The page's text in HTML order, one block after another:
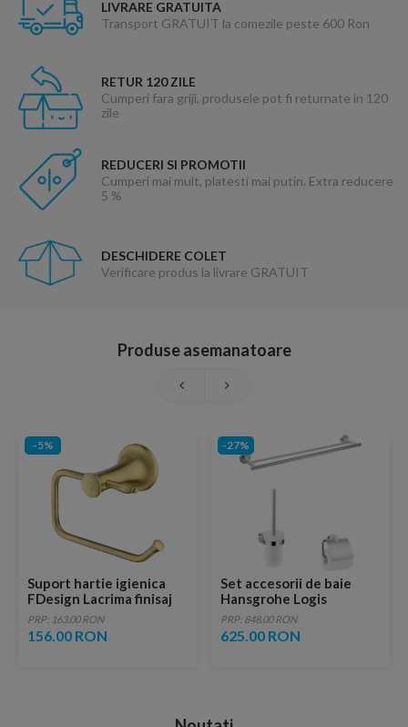
LIVRARE GRATUITA
Transport GRATUIT la comezile peste 600 Ron
RETUR 120 ZILE
Cumperi fara griji, produsele pot fi returnate in 120
zile
REDUCERI SI PROMOTII
Cumperi mai mult, platesti mai putin. Extra reducere
5 %
DESCHIDERE COLET
Verificare produs la livrare GRATUIT
Produse asemanatoare
-5%
Suport hartie igienica
FDesign Lacrima finisaj
bronz periat
PRP: 163.00 RON
156.00 RON
-27%
Set accesorii de baie
Hansgrohe Logis
Universal 3in1
PRP: 848.00 RON
625.00 RON